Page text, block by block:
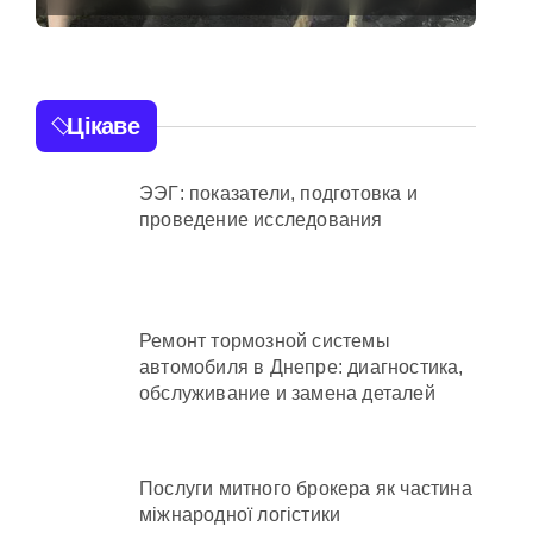
бетонних укриттів
на понад 1,5 ГВт потужностей
атак
у розпліднику
на майже 9 млн грн
не повернулася
конфлікту
Цікаве
ЭЭГ: показатели, подготовка и
проведение исследования
Ремонт тормозной системы
автомобиля в Днепре: диагностика,
обслуживание и замена деталей
Послуги митного брокера як частина
міжнародної логістики